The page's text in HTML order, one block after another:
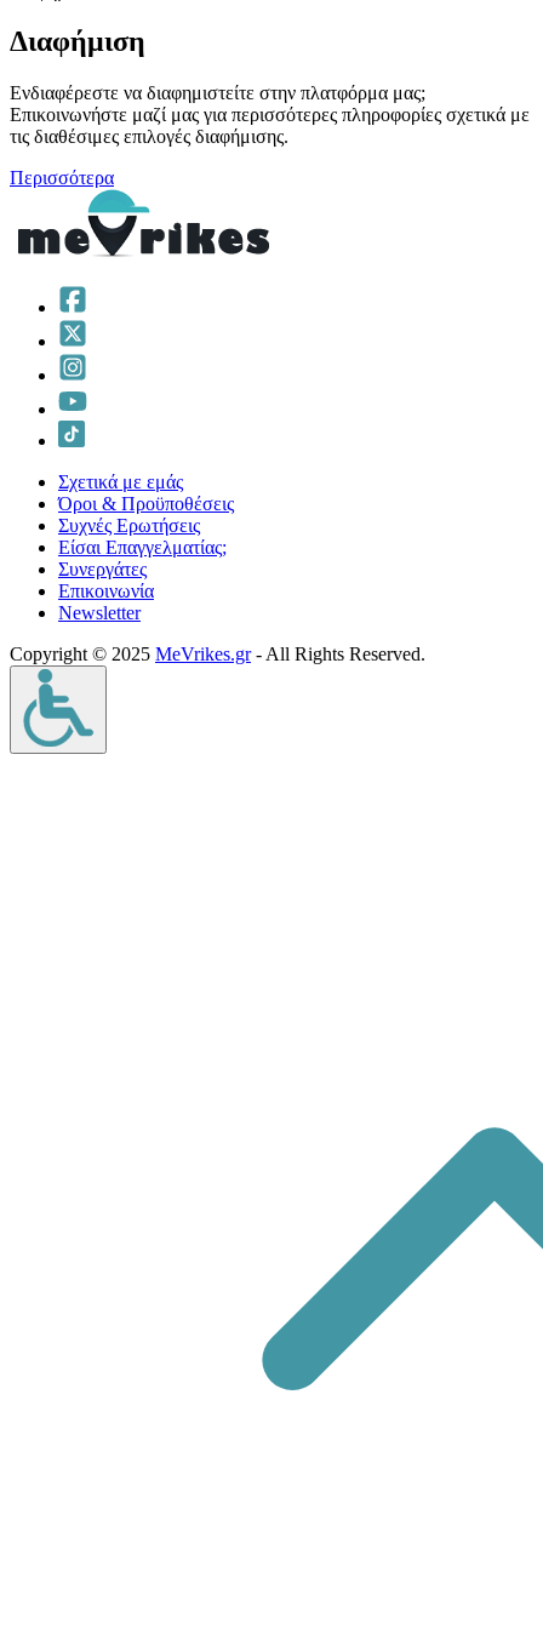
Διαφήμιση
Ενδιαφέρεστε να διαφημιστείτε στην πλατφόρμα μας;
Επικοινωνήστε μαζί μας για περισσότερες πληροφορίες σχετικά με
τις διαθέσιμες επιλογές διαφήμισης.
Περισσότερα
Σχετικά με εμάς
Όροι & Προϋποθέσεις
Συχνές Ερωτήσεις
Είσαι Επαγγελματίας;
Συνεργάτες
Επικοινωνία
Νewsletter
Copyright © 2025 MeVrikes.gr- All Rights Reserved.